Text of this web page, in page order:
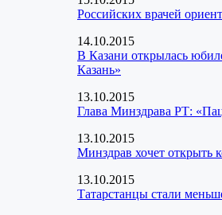
Российских врачей
14.10.2015
В Казани открылась
Казань»
13.10.2015
Глава Минздрава РТ:
13.10.2015
Минздрав хочет открыть
13.10.2015
Татарстанцы стали